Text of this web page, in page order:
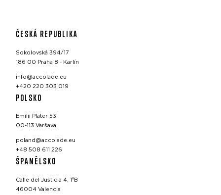
ČESKÁ REPUBLIKA
Sokolovská 394/17
186 00 Praha 8 - Karlín
info@accolade.eu
+420 220 303 019
POLSKO
Emilii Plater 53
00-113 Varšava
poland@accolade.eu
+48 508 611 226
ŠPANĚLSKO
Calle del Justicia 4, 1ºB
46004 Valencia